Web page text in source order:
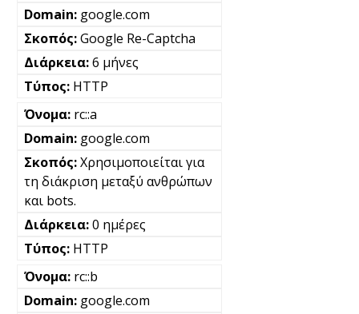
google.com
Google Re-Captcha
6 μήνες
HTTP
rc::a
google.com
Χρησιμοποιείται για
τη διάκριση μεταξύ ανθρώπων
και bots.
0 ημέρες
HTTP
rc::b
google.com